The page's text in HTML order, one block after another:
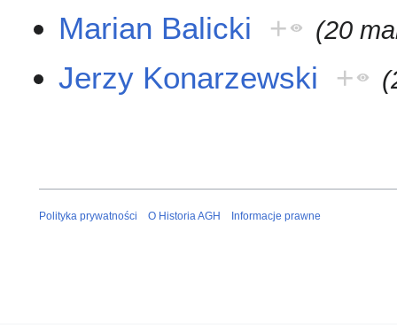
Marian Balicki + (20
Jerzy Konarzewski +
Polityka prywatności O Historia AGH Informacje prawne